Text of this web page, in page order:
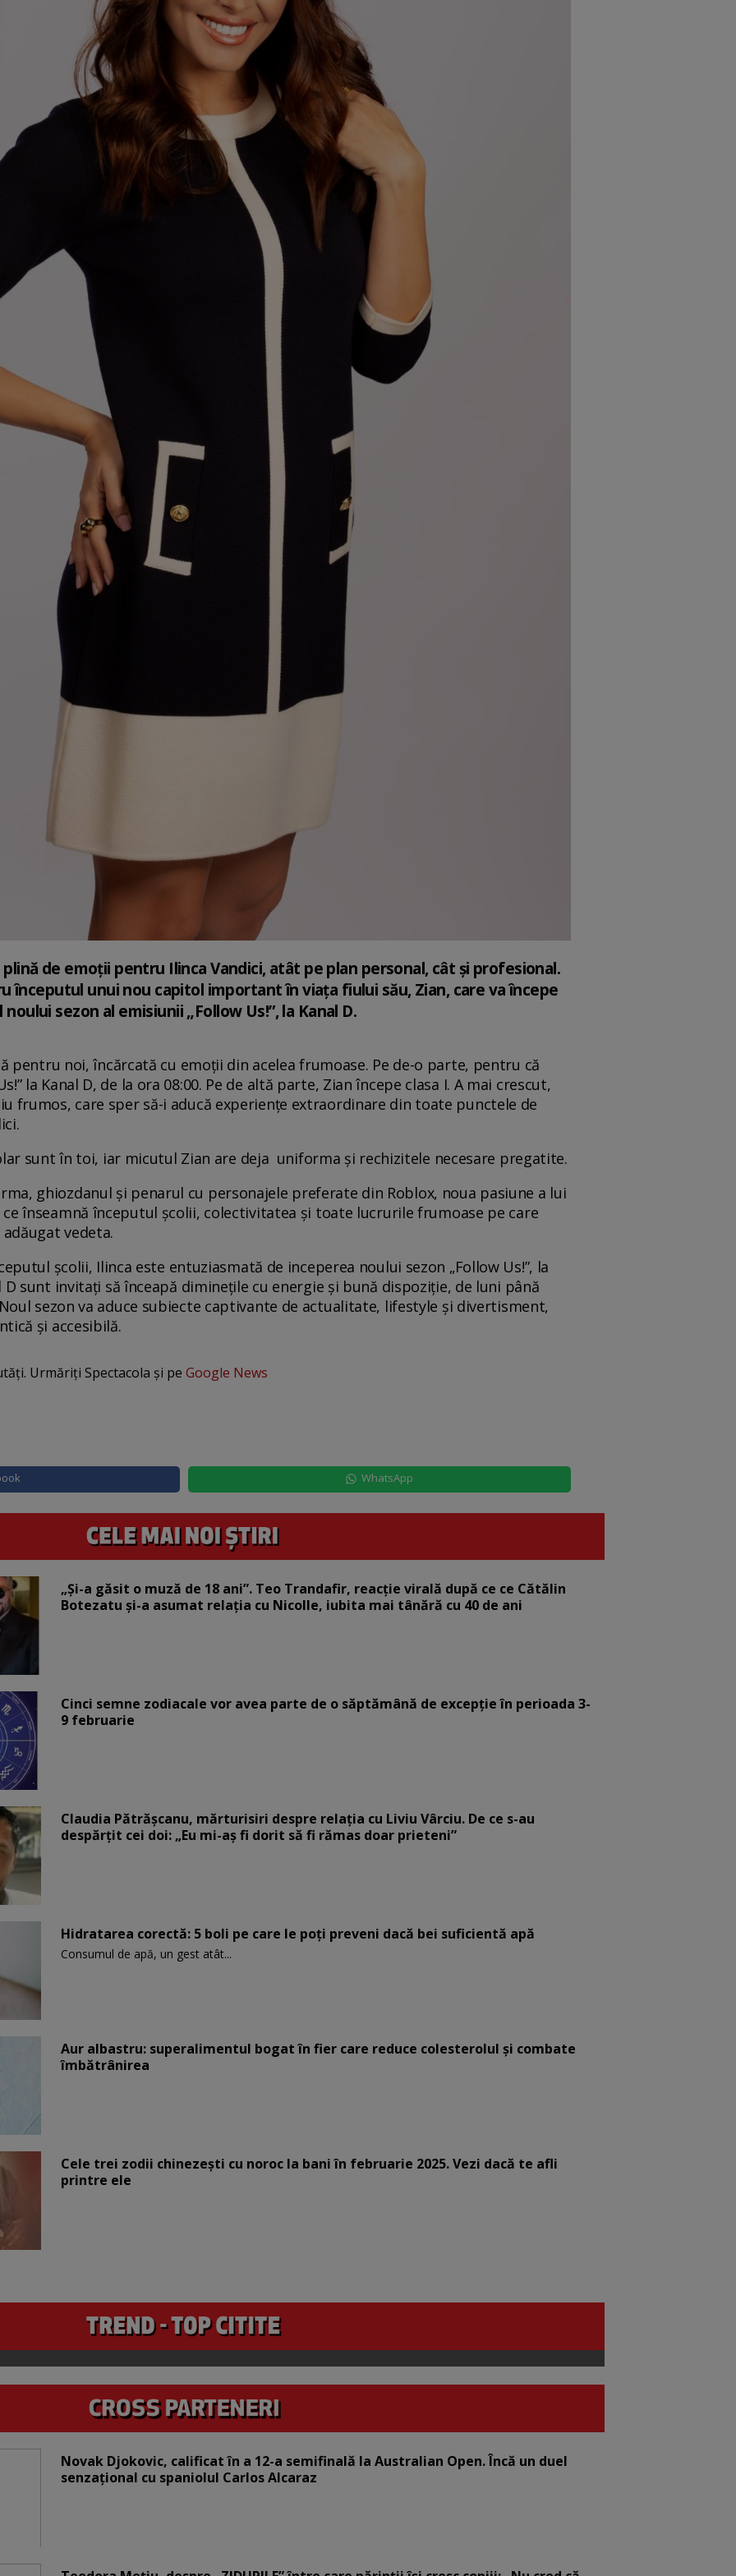
de emoții pentru Ilinca Vandici, atât pe plan personal, cât și profesional.
începutul unui nou capitol important în viața fiului său, Zian, care va începe
sezon al emisiunii „Follow Us!”, la Kanal D.
pentru noi, încărcată cu emoții din acelea frumoase. Pe de-o parte, pentru că
la Kanal D, de la ora 08:00. Pe de altă parte, Zian începe clasa I. A mai crescut,
frumos, care sper să-i aducă experiențe extraordinare din toate punctele de
sunt în toi, iar micutul Zian are deja uniforma și rechizitele necesare pregatite.
ghiozdanul și penarul cu personajele preferate din Roblox, noua pasiune a lui
înseamnă începutul școlii, colectivitatea și toate lucrurile frumoase pe care
vedeta.
școlii, Ilinca este entuziasmată de inceperea noului sezon „Follow Us!”, la
sunt invitați să înceapă diminețile cu energie și bună dispoziție, de luni până
sezon va aduce subiecte captivante de actualitate, lifestyle și divertisment,
și accesibilă.
Urmăriți Spectacola și pe Google News
WhatsApp
„Și-a găsit o muză de 18 ani”. Teo Trandafir, reacție virală după ce ce Cătălin
Botezatu și-a asumat relația cu Nicolle, iubita mai tânără cu 40 de ani
Cinci semne zodiacale vor avea parte de o săptămână de excepție în perioada 3-
9 februarie
Claudia Pătrășcanu, mărturisiri despre relația cu Liviu Vârciu. De ce s-au
despărțit cei doi: „Eu mi-aș fi dorit să fi rămas doar prieteni”
Hidratarea corectă: 5 boli pe care le poți preveni dacă bei suficientă apă
Consumul de apă, un gest atât...
Aur albastru: superalimentul bogat în fier care reduce colesterolul și combate
îmbătrânirea
Cele trei zodii chinezești cu noroc la bani în februarie 2025. Vezi dacă te afli
printre ele
Novak Djokovic, calificat în a 12-a semifinală la Australian Open. Încă un duel
senzațional cu spaniolul Carlos Alcaraz